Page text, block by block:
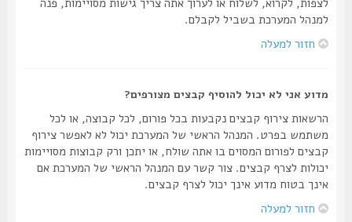
למנהל המערכת בשביל לקבלם.
חזור למעלה
מדוע אני לא יכול להוסיף קבצים מצורפים?
הרשאות צירוף קבצים נקבעות בכל פורום, לכל קבוצה, או לכל
משתמש בפרט. המנהל הראשי של המערכת יכול לא לאפשר צירוף
קבצים לפורום המסוים בו אתה שולח, או יתכן ורק קבוצות מסויימות
יכולות לצרף קבצים. צור קשר עם המנהל הראשי של המערכת אם
אינך בטוח מדוע אינך יכול לצרף קבצים.
חזור למעלה